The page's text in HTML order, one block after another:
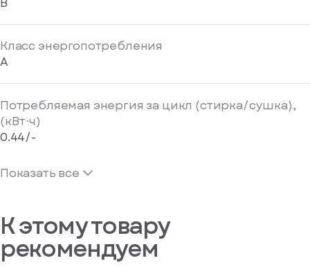
Класс энергопотребления
A
Потребляемая энергия за цикл (стирка/сушка),
(кВт⋅ч)
0.44/-
Показать все
К этому товару
рекомендуем